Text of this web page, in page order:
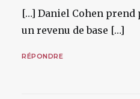
[…] Daniel Cohen prend
un revenu de base […]
RÉPONDRE